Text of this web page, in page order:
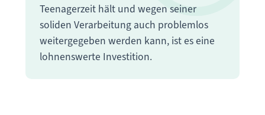
Teenagerzeit hält und wegen seiner
soliden Verarbeitung auch problemlos
weitergegeben werden kann, ist es eine
lohnenswerte Investition.